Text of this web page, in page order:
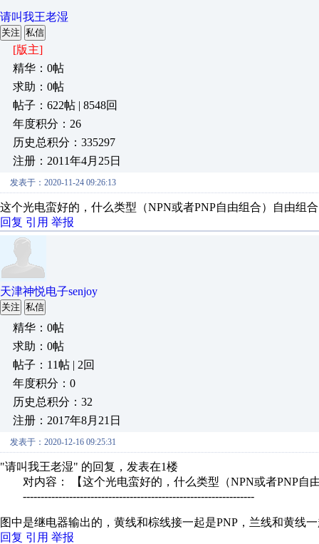
请叫我王老湿
关注 私信
[版主]
精华：0帖
求助：0帖
帖子：622帖 | 8548回
年度积分：26
历史总积分：335297
注册：2011年4月25日
发表于：2020-11-24 09:26:13
这个光电蛮好的，什么类型（NPN或者PNP自由组合）自由组合
回复 引用 举报
天津神悦电子senjoy
关注 私信
精华：0帖
求助：0帖
帖子：11帖 | 2回
年度积分：0
历史总积分：32
注册：2017年8月21日
发表于：2020-12-16 09:25:31
"请叫我王老湿" 的回复，发表在1楼
对内容： 【这个光电蛮好的，什么类型（NPN或者PNP自
-----------------------------------------------------------------
图中是继电器输出的，黄线和棕线接一起是PNP，兰线和黄线
回复 引用 举报